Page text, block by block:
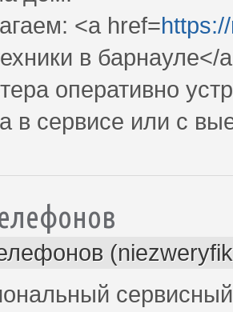
<a href=
в барнауле</
оперативно
в сервисе или с